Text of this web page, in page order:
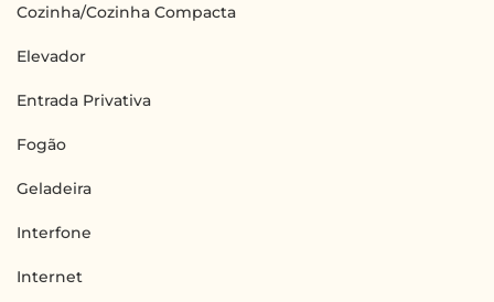
Cozinha/Cozinha Compacta
Elevador
Entrada Privativa
Fogão
Geladeira
Interfone
Internet